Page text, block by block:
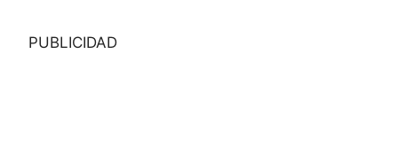
PUBLICIDAD